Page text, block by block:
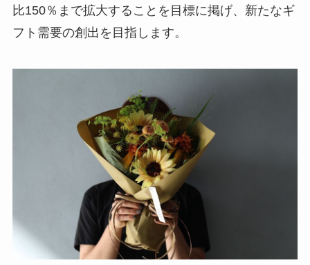
比150％まで拡大することを目標に掲げ、新たなギ
フト需要の創出を目指します。